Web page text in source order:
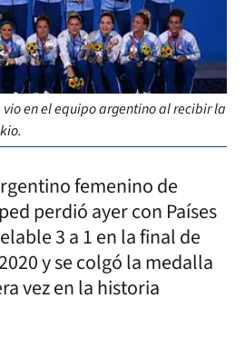
en el equipo argentino al recibir la
femenino de
perdió ayer con Países
3 a 1 en la final de
y se colgó la medalla
vez en la historia